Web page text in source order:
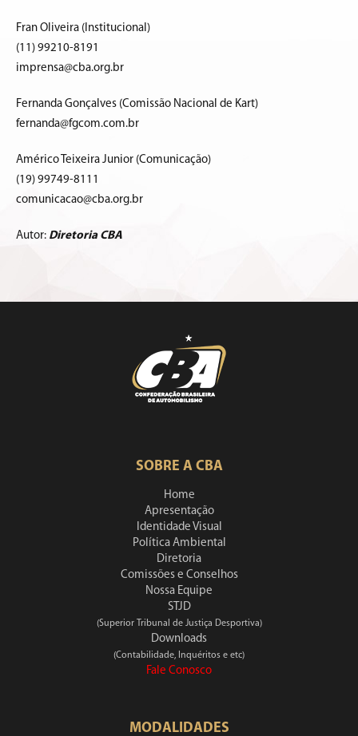
Fran Oliveira (Institucional)
(11) 99210-8191
imprensa@cba.org.br
Fernanda Gonçalves (Comissão Nacional de Kart)
fernanda@fgcom.com.br
Américo Teixeira Junior (Comunicação)
(19) 99749-8111
comunicacao@cba.org.br
Autor: Diretoria CBA
SOBRE A CBA
Home
Apresentação
Identidade Visual
Política Ambiental
Diretoria
Comissões e Conselhos
Nossa Equipe
STJD
(Superior Tribunal de Justiça Desportiva)
Downloads
(Contabilidade, Inquéritos e etc)
Fale Conosco
MODALIDADES